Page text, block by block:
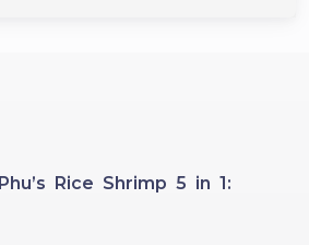
Rice Shrimp 5 in 1: